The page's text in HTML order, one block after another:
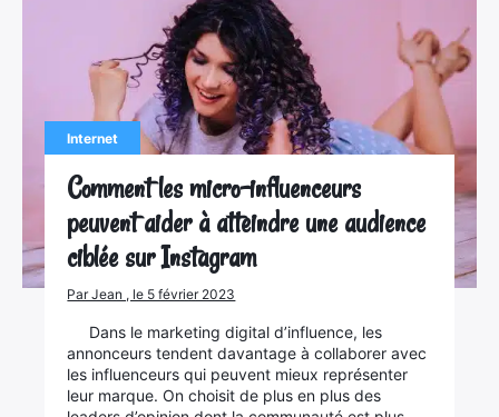
Internet
Comment les micro-influenceurs
peuvent aider à atteindre une audience
ciblée sur Instagram
Par Jean , le 5 février 2023
Dans le marketing digital d’influence, les
annonceurs tendent davantage à collaborer avec
les influenceurs qui peuvent mieux représenter
leur marque. On choisit de plus en plus des